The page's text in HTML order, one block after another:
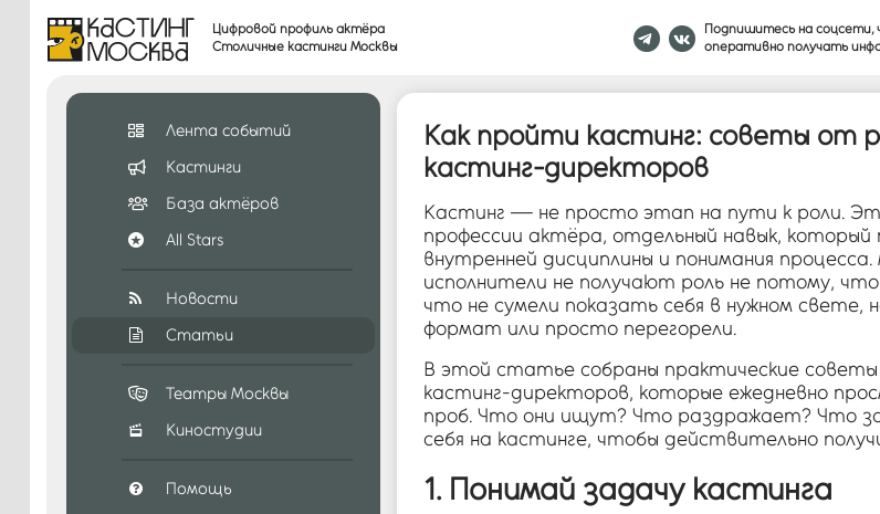
Цифровой профиль актёра
Столичные кастинги Москвы
Подпишитесь на соцсети,
оперативно получать
Лента событий
Кастинги
База актёров
All Stars
Новости
Статьи
Театры Москвы
Киностудии
Помощь
Как пройти кастинг: советы от
кастинг-директоров
Кастинг — не просто этап на пути к роли.
профессии актёра, отдельный навык,
внутренней дисциплины и понимания
исполнители не получают роль не потому,
что не сумели показать себя в нужном свете,
формат или просто перегорели.
В этой статье собраны практические
кастинг-директоров, которые ежедневно
проб. Что они ищут? Что раздражает? Что
себя на кастинге, чтобы действительно
1. Понимай задачу кастинга